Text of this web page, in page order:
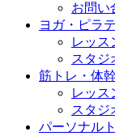
お問い
ヨガ・ピラ
レッス
スタジ
筋トレ・体
レッス
スタジ
パーソナル